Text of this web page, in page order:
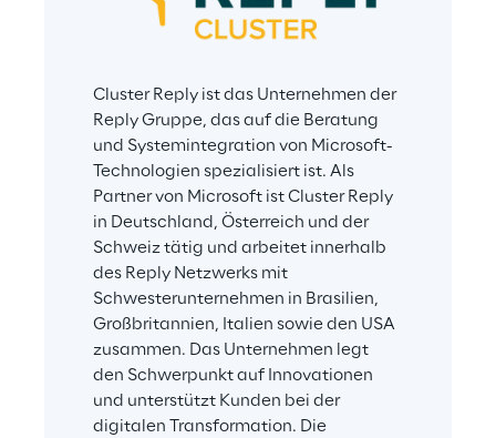
Cluster Reply ist das Unternehmen der
Reply Gruppe, das auf die Beratung
und Systemintegration von Microsoft-
Technologien spezialisiert ist. Als
Partner von Microsoft ist Cluster Reply
in Deutschland, Österreich und der
Schweiz tätig und arbeitet innerhalb
des Reply Netzwerks mit
Schwesterunternehmen in Brasilien,
Großbritannien, Italien sowie den USA
zusammen. Das Unternehmen legt
den Schwerpunkt auf Innovationen
und unterstützt Kunden bei der
digitalen Transformation. Die